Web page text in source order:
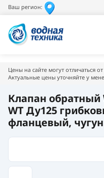
Ваш регион:
Цены на сайте могут отличаться
Актуальные цены уточняйте у
Клапан обратный
WT Ду125
фланцевый, чугун